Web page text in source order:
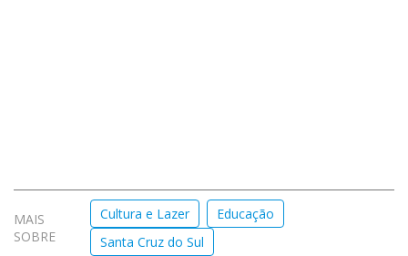
MAIS
SOBRE
Cultura e Lazer
Educação
Santa Cruz do Sul